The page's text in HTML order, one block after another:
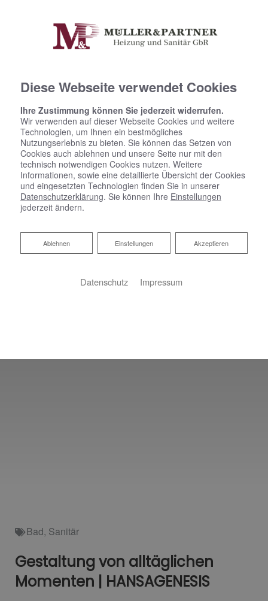
Bad, Sanitär
Gestaltung von alltäglichen
Momenten | HANSAGENESIS
Diese Webseite verwendet Cookies
Ihre Zustimmung können Sie jederzeit widerrufen.
Wir verwenden auf dieser Webseite Cookies und weitere
Technologien, um Ihnen ein bestmögliches
Nutzungserlebnis zu bieten. Sie können das Setzen von
Cookies auch ablehnen und unsere Seite nur mit den
technisch notwendigen Cookies nutzen. Weitere
Informationen, sowie eine detaillierte Übersicht der Cookies
und eingesetzten Technologien finden Sie in unserer
Datenschutzerklärung. Sie können Ihre Einstellungen
jederzeit ändern.
Akzeptieren
Einstellungen
Ablehnen
Ablehnen
Datenschutz Impressum